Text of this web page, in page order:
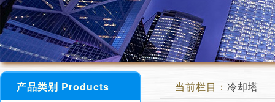
产品类别 Products 当前栏目： 冷却塔